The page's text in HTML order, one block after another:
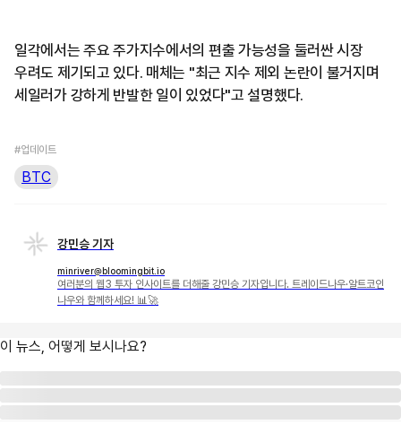
일각에서는 주요 주가지수에서의 편출 가능성을 둘러싼 시장
우려도 제기되고 있다. 매체는 "최근 지수 제외 논란이 불거지며
세일러가 강하게 반발한 일이 있었다"고 설명했다.
#업데이트
BTC
강민승 기자
minriver@bloomingbit.io
여러분의 웹3 투자 인사이트를 더해줄 강민승 기자입니다. 트레이드나우·알트코인
나우와 함께하세요! 📊🚀
이 뉴스, 어떻게 보시나요?